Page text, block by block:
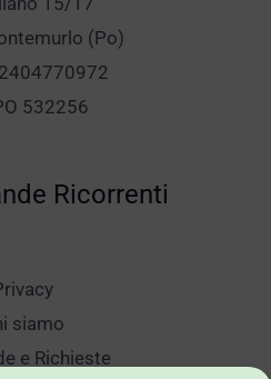
(Po)
532256
Ricorrenti
siamo
e Richieste